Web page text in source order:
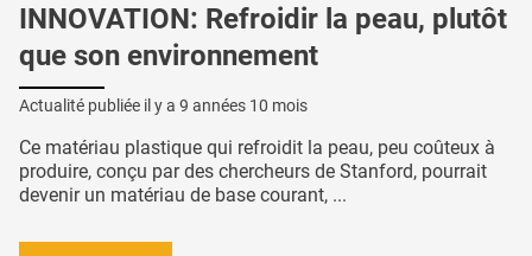
INNOVATION: Refroidir la peau, plutôt
que son environnement
Actualité publiée il y a 9 années 10 mois
Ce matériau plastique qui refroidit la peau, peu coûteux à
produire, conçu par des chercheurs de Stanford, pourrait
devenir un matériau de base courant, ...